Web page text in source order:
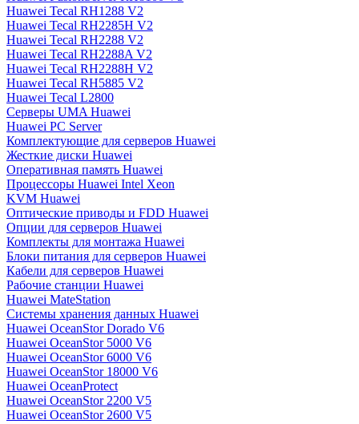
Huawei Tecal RH1288 V2
Huawei Tecal RH2285H V2
Huawei Tecal RH2288 V2
Huawei Tecal RH2288A V2
Huawei Tecal RH2288H V2
Huawei Tecal RH5885 V2
Huawei Tecal L2800
Серверы UMA Huawei
Huawei PC Server
Комплектующие для серверов Huawei
Жесткие диски Huawei
Оперативная память Huawei
Процессоры Huawei Intel Xeon
KVM Huawei
Оптические приводы и FDD Huawei
Опции для серверов Huawei
Комплекты для монтажа Huawei
Блоки питания для серверов Huawei
Кабели для серверов Huawei
Рабочие станции Huawei
Huawei MateStation
Системы хранения данных Huawei
Huawei OceanStor Dorado V6
Huawei OceanStor 5000 V6
Huawei OceanStor 6000 V6
Huawei OceanStor 18000 V6
Huawei OceanProtect
Huawei OceanStor 2200 V5
Huawei OceanStor 2600 V5